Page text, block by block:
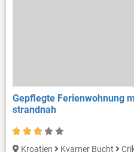
Gepflegte Ferienwohnung
strandnah
Kroatien Kvarner Bucht